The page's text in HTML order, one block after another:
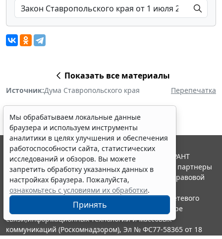
Показать все материалы
Источник:Дума Ставропольского края Перепечатка
Мы обрабатываем локальные данные
браузера и используем инструменты
аналитики в целях улучшения и обеспечения
работоспособности сайта, статистических
исследований и обзоров. Вы можете
запретить обработку указанных данных в
настройках браузера. Пожалуйста,
ознакомьтесь с условиями их обработки.
Принять
© ООО "НПП "ГАРАНТ-СЕРВИС", 2026. Система ГАРАНТ
выпускается с 1990 года. Компания "Гарант" и ее партнеры
являются участниками Российской ассоциации правовой
информации ГАРАНТ.
Портал ГАРАНТ.РУ зарегистрирован в качестве сетевого
издания Федеральной службой по надзору в сфере
связи,информационных технологий и массовых
коммуникаций (Роскомнадзором), Эл № ФС77-58365 от 18